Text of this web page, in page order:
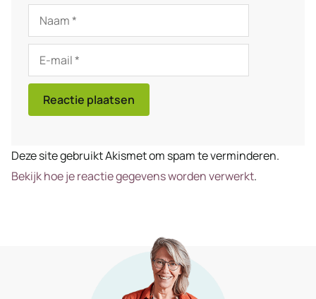
Naam
mail
Deze site gebruikt Akismet om spam te verminderen.
Bekijk hoe je reactie gegevens worden verwerkt.